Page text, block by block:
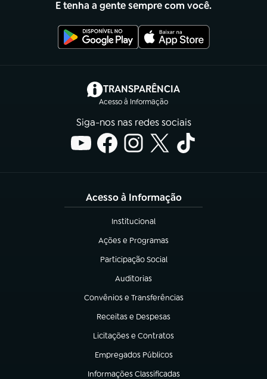
E tenha a gente sempre com você.
TRANSPARÊNCIA
Acesso à Informação
(abre em nova aba)
Siga-nos nas redes sociais
Acesso à Informação
Institucional
(abre em nova aba)
Ações e Programas
(abre em nova aba)
Participação Social
(abre em nova aba)
Auditorias
(abre em nova aba)
Convênios e Transferências
(abre em nova aba)
Receitas e Despesas
(abre em nova aba)
Licitações e Contratos
(abre em nova aba)
Empregados Públicos
(abre em nova aba)
Informações Classificadas